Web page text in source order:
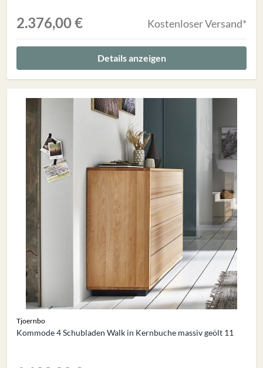
2.376,00 € Kostenloser Versand*
Details anzeigen
Tjoernbo
Kommode 4 Schubladen Walk in Kernbuche massiv geölt 11